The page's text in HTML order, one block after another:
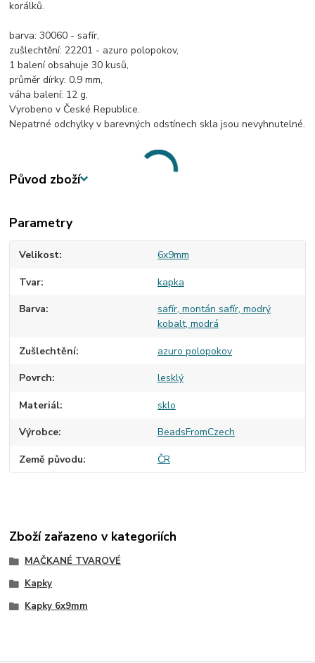
korálků.
barva: 30060 - safír,
zušlechtění: 22201 - azuro polopokov,
1 balení obsahuje 30 kusů,
průměr dírky: 0.9 mm,
váha balení: 12 g,
Vyrobeno v České Republice.
Nepatrné odchylky v barevných odstínech skla jsou nevyhnutelné.
Původ zboží
Parametry
Velikost 6x9mm
Tvar kapka
Barva
safír, montán safír, modrý
kobalt, modrá
Zušlechtění azuro polopokov
Povrch lesklý
Materiál sklo
Výrobce BeadsFromCzech
Země původu ČR
Zboží zařazeno v kategoriích
MAČKANÉ TVAROVÉ
Kapky
Kapky 6x9mm